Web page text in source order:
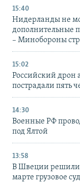
15:40
Нидерланды не
дополнительные
– Минобороны
15:02
Российский дрон
пострадали пять
14:30
Военные РФ
под Ялтой
13:58
В Швеции решили
марте грузовое